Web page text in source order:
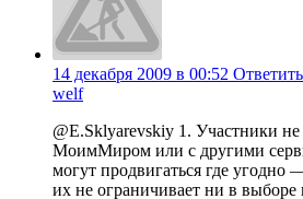
14 декабря 2009 в 00:52 Ответить
welf
@E.Sklyarevskiy 1. Участники не
МоимМиром или с другими
могут продвигаться где
их не ограничивает ни в